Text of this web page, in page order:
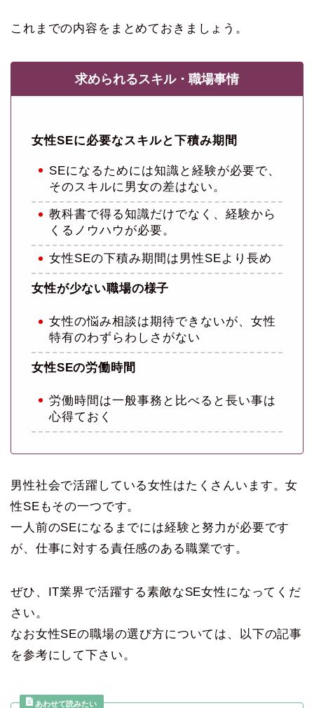
これまでの内容をまとめておきましょう。
求められるスキル・職場事情
女性SEに必要なスキルと下積み期間
SEになるためには知識と経験が必要で、
そのスキルに男女の差はない。
教科書で得る知識だけでなく、経験から
くるノウハウが必要。
女性SEの下積み期間は男性SEより長め
女性が少ない職場の様子
女性の悩み相談は期待できないが、女性
特有のわずらわしさがない
女性SEの労働時間
労働時間は一般事務と比べると長い事は
心得ておく
男性社会で活躍している女性はたくさんいます。女
性SEもその一つです。
一人前のSEになるまでには経験と努力が必要です
が、仕事に対する責任感のある職業です。
ぜひ、IT業界で活躍する素敵なSE女性になってくだ
さい。
なお女性SEの職場の選び方については、以下の記事
を参考にして下さい。